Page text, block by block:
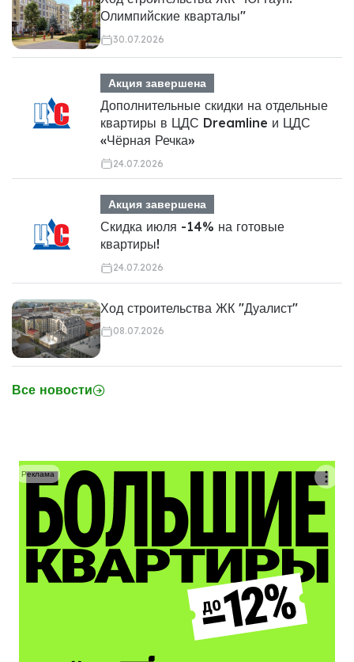
Олимпийские кварталы"
30.07.2026
Акция завершена
Дополнительные скидки на отдельные
квартиры в ЦДС Dreamline и ЦДС
«Чёрная Речка»
24.07.2026
Акция завершена
Скидка июля -14% на готовые
квартиры!
24.07.2026
Ход строительства ЖК "Дуалист"
08.07.2026
Все новости
Реклама